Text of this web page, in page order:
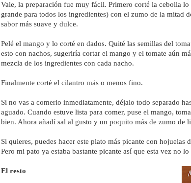
Vale, la preparación fue muy fácil. Primero corté la cebolla
grande para todos los ingredientes) con el zumo de la mitad
sabor más suave y dulce.
Pelé el mango y lo corté en dados. Quité las semillas del
esto con nachos, sugeriría cortar el mango y el tomate aún
mezcla de los ingredientes con cada nacho.
Finalmente corté el cilantro más o menos fino.
Si no vas a comerlo inmediatamente, déjalo todo separado
aguado. Cuando estuve lista para comer, puse el mango,
bien. Ahora añadí sal al gusto y un poquito más de zumo de
Si quieres, puedes hacer este plato más picante con
Pero mi pato ya estaba bastante picante así que esta vez no lo
El resto